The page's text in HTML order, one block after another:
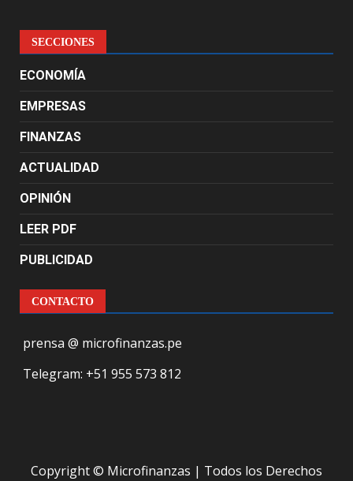
SECCIONES
ECONOMÍA
EMPRESAS
FINANZAS
ACTUALIDAD
OPINIÓN
LEER PDF
PUBLICIDAD
CONTACTO
prensa @ microfinanzas.pe
Telegram: +51 955 573 812
Copyright © Microfinanzas | Todos los Derechos